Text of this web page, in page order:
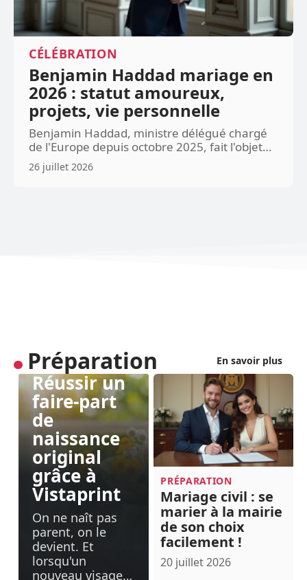
CÉLÉBRATION
Benjamin Haddad mariage en
2026 : statut amoureux,
projets, vie personnelle
Benjamin Haddad, ministre délégué chargé
de l'Europe depuis octobre 2025, fait l'objet…
26 juillet 2026
Préparation En savoir plus
PRÉPARATION
Réussir un
faire-part
de
naissance
original
grâce à
Vistaprint
On ne naît pas
parent, on le
devient. Et
lorsqu'un
nouveau visage…
PRÉPARATION
Mariage civil : se
marier à la mairie
de son choix
facilement !
20 juillet 2026